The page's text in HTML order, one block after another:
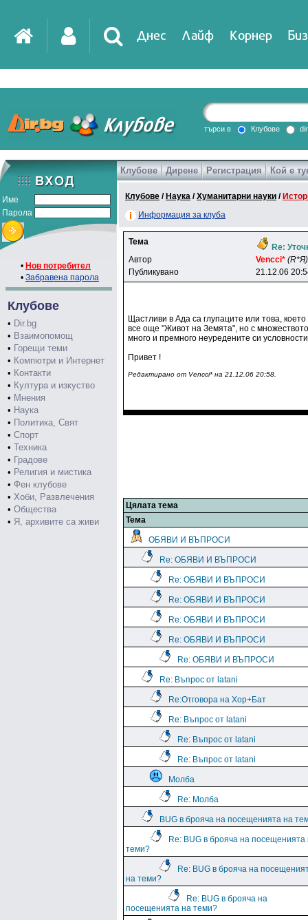
Днес Лайф Корнер
DirTV Impressio
Games
търси в Клубове
Име
Парола
• Нов потребител
• Забравена парола
Клубове
• Dir.bg
• Взаимопомощ
• Горещи теми
• Компютри и Интернет
• Контакти
• Култура и изкуство
• Мнения
• Наука
• Политика, Свят
• Спорт
• Техника
• Градове
• Религия и мистика
• Фен клубове
• Хоби, Развлечения
• Общества
• Я, архивите са живи
Клубове Дирене Регистрация Кой е
Клубове / Наука /Хуманитарни науки /
Информация за клуба
Тема
Re:
Автор
Vencci* (R*Я)
Публикувано
21.12.06
Щастливи в Ада са глупаците или това,
все още "Живот на Земята", но с
много и премного неуредените си
Привет !
Редактирано от Vencci* на 21.12.06 20:58.
Цялата тема
Тема
ОБЯВИ И ВЪПРОСИ
Re: ОБЯВИ И ВЪПРОСИ
Re: ОБЯВИ И ВЪПРОСИ
Re: ОБЯВИ И ВЪПРОСИ
Re: ОБЯВИ И ВЪПРОСИ
Re: ОБЯВИ И ВЪПРОСИ
Re: ОБЯВИ И ВЪПРОСИ
Re: Въпрос от latani
Re:Отговора на Хор+Бат
Re: Въпрос от latani
Re: Въпрос от latani
Re: Въпрос от latani
Молба
Re: Молба
BUG в брояча на посещенията на
Re: BUG в брояча на посещенията
теми?
Re: BUG в брояча на
на теми?
Re: BUG в брояча на
посещенията на теми?